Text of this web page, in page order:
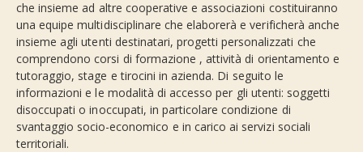
che insieme ad altre cooperative e associazioni costituiranno
una equipe multidisciplinare che elaborerà e verificherà anche
insieme agli utenti destinatari, progetti personalizzati che
comprendono corsi di formazione , attività di orientamento e
tutoraggio, stage e tirocini in azienda. Di seguito le
informazioni e le modalità di accesso per gli utenti: soggetti
disoccupati o inoccupati, in particolare condizione di
svantaggio socio-economico e in carico ai servizi sociali
territoriali.